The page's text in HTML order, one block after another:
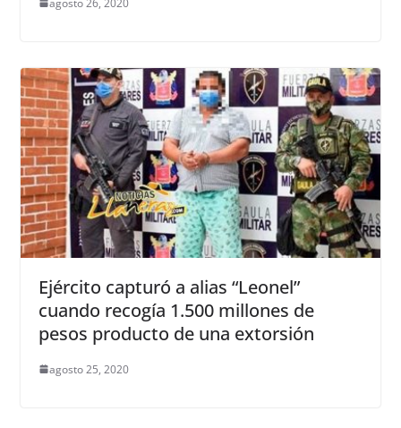
agosto 26, 2020
Ejército capturó a alias “Leonel”
cuando recogía 1.500 millones de
pesos producto de una extorsión
agosto 25, 2020